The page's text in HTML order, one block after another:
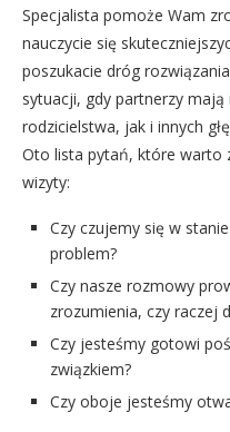
Specjalista pomoże Wam
nauczycie się
poszukacie dróg
sytuacji, gdy partnerzy mają
rodzicielstwa, jak i innych
Oto lista pytań, które warto
wizyty:
Czy czujemy się w
problem?
Czy nasze rozmowy
zrozumienia, czy raczej
Czy jesteśmy gotowi
związkiem?
Czy oboje jesteśmy